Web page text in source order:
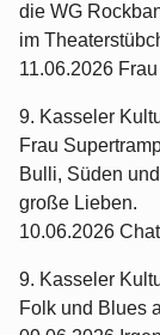
die WG
im
11.06.2026
9. Kasseler
Frau
Bulli, Süden
große Lieben.
10.06.2026
9. Kasseler
Folk und Blues